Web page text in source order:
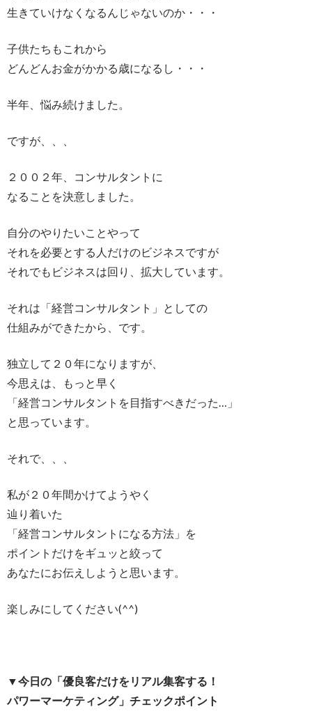
生きていけなくなるんじゃないのか・・・
子供たちもこれから
どんどんお金がかかる歳になるし・・・
半年、悩み続けました。
ですが、、、
２００２年、コンサルタントに
なることを決意しました。
自分のやりたいことやって
それを必要とする人だけのビジネスですが
それでもビジネスは回り、拡大しています。
それは「経営コンサルタント」としての
仕組みができたから、です。
独立して２０年になりますが、
今思えは、もっと早く
「経営コンサルタントを目指すべきだった…」
と思っています。
それで、、、
私が２０年間かけてようやく
辿り着いた
「経営コンサルタントになる方法」を
ポイントだけをギュッと絞って
あなたにお伝えしようと思います。
楽しみにしてください(^^)
▼今日の「優良客だけをリアル集客する！
パワーマーケティング」チェックポイント